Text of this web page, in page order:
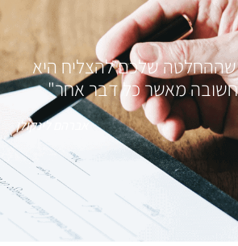
שההחלטה שלכם להצליח היא
חשובה מאשר כל דבר אחר"
אברהם לינקולן